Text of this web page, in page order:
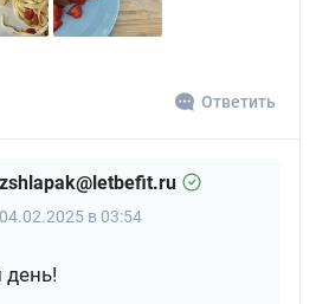
Ответить
zshlapak@letbefit.ru
04.02.2025 в 03:54